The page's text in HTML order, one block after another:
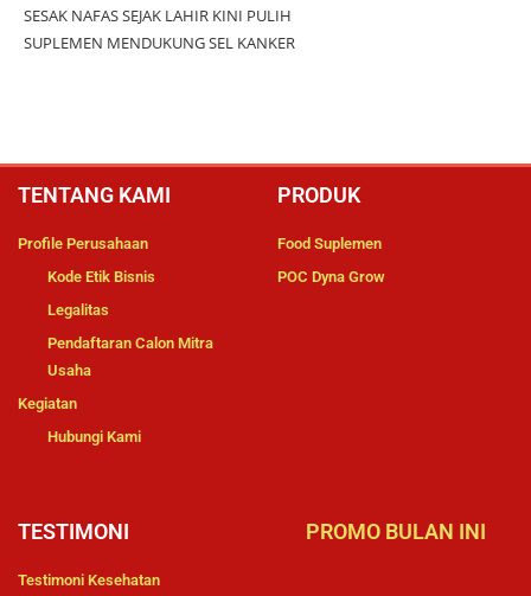
SESAK NAFAS SEJAK LAHIR KINI PULIH
SUPLEMEN MENDUKUNG SEL KANKER
TENTANG KAMI
Profile Perusahaan
Kode Etik Bisnis
Legalitas
Pendaftaran Calon Mitra
Usaha
Kegiatan
Hubungi Kami
PRODUK
Food Suplemen
POC Dyna Grow
TESTIMONI
Testimoni Kesehatan
PROMO BULAN INI